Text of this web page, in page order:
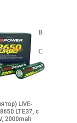
LIVE-
LTE37, с
2000mah